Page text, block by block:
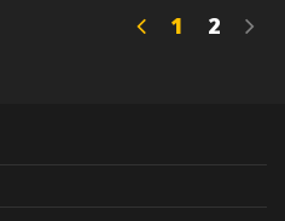
1 2